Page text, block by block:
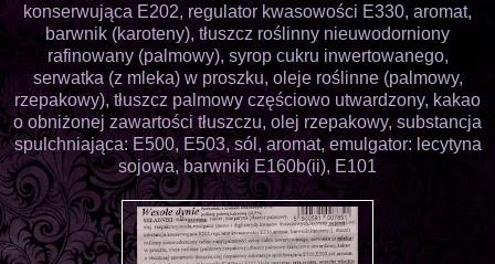
konserwująca E202, regulator kwasowości E330, aromat,
barwnik (karoteny), tłuszcz roślinny nieuwodorniony
rafinowany (palmowy), syrop cukru inwertowanego,
serwatka (z mleka) w proszku, oleje roślinne (palmowy,
rzepakowy), tłuszcz palmowy częściowo utwardzony, kakao
o obniżonej zawartości tłuszczu, olej rzepakowy, substancja
spulchniająca: E500, E503, sól, aromat, emulgator: lecytyna
sojowa, barwniki E160b(ii), E101